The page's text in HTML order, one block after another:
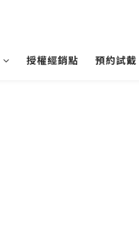
授權經銷點 預約試戴